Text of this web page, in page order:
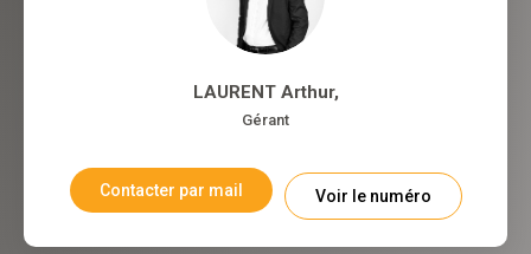
LAURENT Arthur,
Gérant
Contacter par mail Voir le numéro